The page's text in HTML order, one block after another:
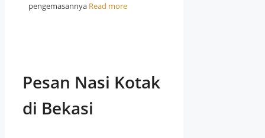
pengemasannya Read more
Pesan Nasi Kotak
di Bekasi